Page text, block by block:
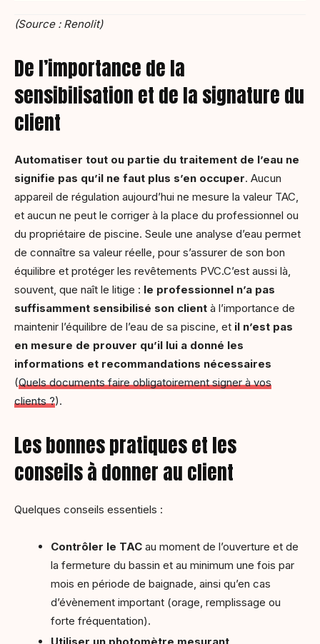
(Source : Renolit)
De l’importance de la
sensibilisation et de la signature du
client
Automatiser tout ou partie du traitement de l’eau ne
signifie pas qu’il ne faut plus s’en occuper. Aucun
appareil de régulation aujourd’hui ne mesure la valeur TAC,
et aucun ne peut le corriger à la place du professionnel ou
du propriétaire de piscine. Seule une analyse d’eau permet
de connaître sa valeur réelle, pour s’assurer de son bon
équilibre et protéger les revêtements PVC.C’est aussi là,
souvent, que naît le litige : le professionnel n’a pas
suffisamment sensibilisé son client à l’importance de
maintenir l’équilibre de l’eau de sa piscine, et il n’est pas
en mesure de prouver qu’il lui a donné les
informations et recommandations nécessaires
(Quels documents faire obligatoirement signer à vos
clients ?).
Les bonnes pratiques et les
conseils à donner au client
Quelques conseils essentiels :
Contrôler le TAC au moment de l’ouverture et de
la fermeture du bassin et au minimum une fois par
mois en période de baignade, ainsi qu’en cas
d’évènement important (orage, remplissage ou
forte fréquentation).